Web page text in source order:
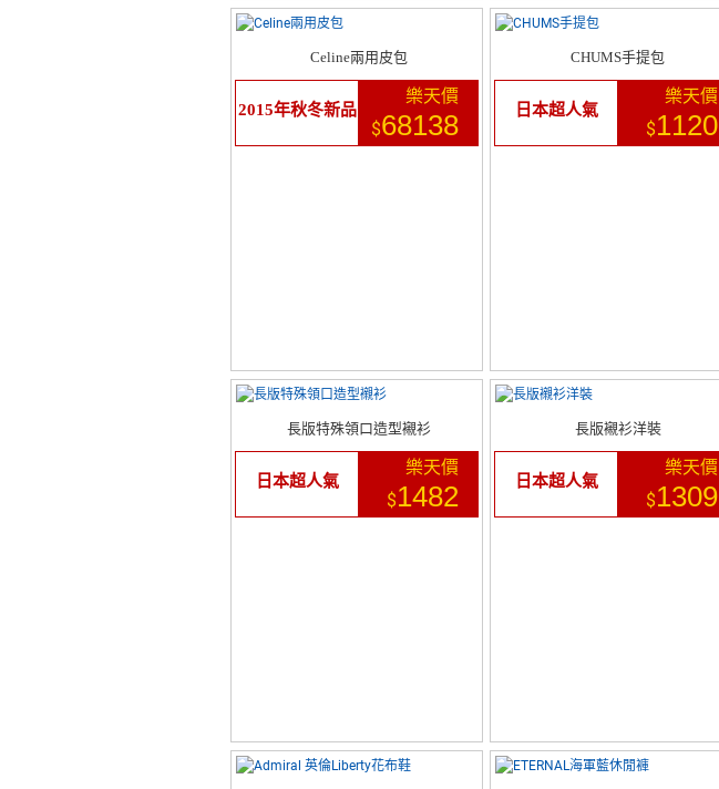
Celine兩用皮包
2015年秋冬新品
樂天價
$68138
CHUMS手提包
日本超人氣
樂天價
$1120
長版特殊領口造型襯衫
日本超人氣
樂天價
$1482
長版襯衫洋裝
日本超人氣
樂天價
$1309